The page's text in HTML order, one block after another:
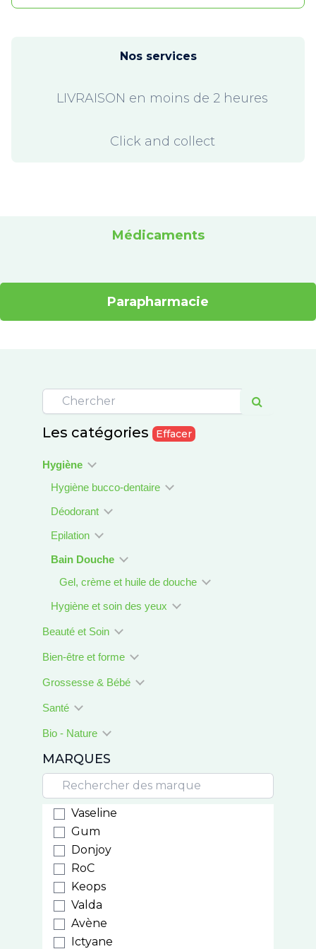
Nos services
LIVRAISON en moins de 2 heures
Click and collect
Médicaments
Parapharmacie
Les catégories Effacer
Hygiène
Hygiène bucco-dentaire
Déodorant
Epilation
Bain Douche
Gel, crème et huile de douche
Hygiène et soin des yeux
Beauté et Soin
Bien-être et forme
Grossesse & Bébé
Santé
Bio - Nature
MARQUES
Vaseline
Gum
Donjoy
RoC
Keops
Valda
Avène
Ictyane